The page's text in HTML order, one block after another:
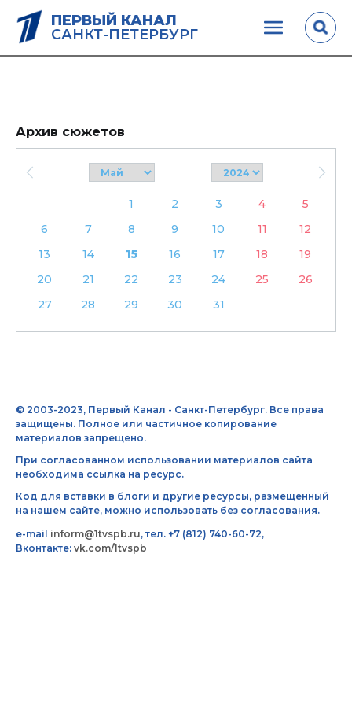
ПЕРВЫЙ КАНАЛ
САНКТ-ПЕТЕРБУРГ
Архив сюжетов
1 2 3 4
5
6
7 8 9 10 11
12
13
14 15 16 17 18
19
20
21 22 23 24 25
26
27
28 29 30 31
© 2003-2023, Первый Канал - Санкт-Петербург. Все права
защищены. Полное или частичное копирование
материалов запрещено.
При согласованном использовании материалов сайта
необходима ссылка на ресурс.
Код для вставки в блоги и другие ресурсы, размещенный
на нашем сайте, можно использовать без согласования.
e-mail inform@1tvspb.ru, тел. +7 (812) 740-60-72,
Вконтакте: vk.com/1tvspb